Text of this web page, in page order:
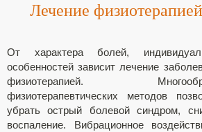
Лечение физиотерапией
От характера болей,
особенностей зависит лечение
физиотерапией.
физиотерапевтических методов
убрать острый болевой синдром,
воспаление. Вибрационное